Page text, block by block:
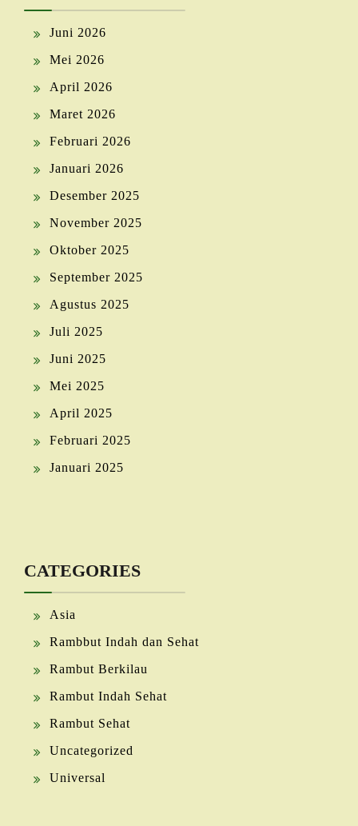
Juni 2026
Mei 2026
April 2026
Maret 2026
Februari 2026
Januari 2026
Desember 2025
November 2025
Oktober 2025
September 2025
Agustus 2025
Juli 2025
Juni 2025
Mei 2025
April 2025
Februari 2025
Januari 2025
CATEGORIES
Asia
Rambbut Indah dan Sehat
Rambut Berkilau
Rambut Indah Sehat
Rambut Sehat
Uncategorized
Universal